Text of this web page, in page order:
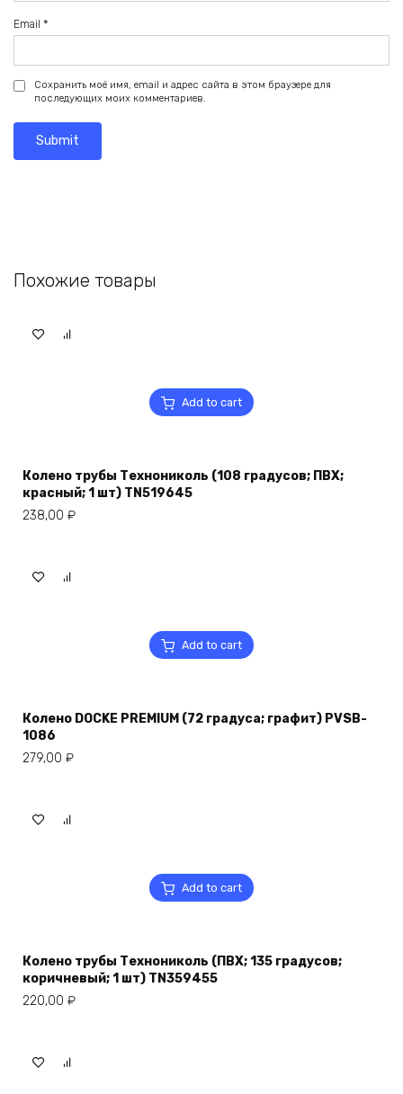
Email *
Сохранить моё имя, email и адрес сайта в этом браузере для
последующих моих комментариев.
Похожие товары
Add to cart
Колено трубы Технониколь (108 градусов; ПВХ;
красный; 1 шт) TN519645
238,00 ₽
Add to cart
Колено DOCKE PREMIUM (72 градуса; графит) PVSB-
1086
279,00 ₽
Add to cart
Колено трубы Технониколь (ПВХ; 135 градусов;
коричневый; 1 шт) TN359455
220,00 ₽